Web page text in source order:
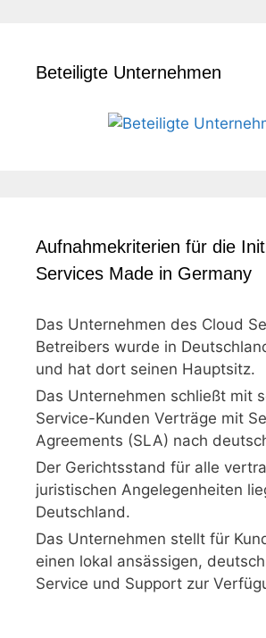
Beteiligte Unternehmen
Aufnahmekriterien für die
Services Made in Germany
Das Unternehmen des Cloud
Betreibers wurde in
und hat dort seinen Hauptsitz.
Das Unternehmen schließt mit
Service-Kunden Verträge mit
Agreements (SLA) nach
Der Gerichtsstand für alle
juristischen Angelegenheiten
Deutschland.
Das Unternehmen stellt für
einen lokal ansässigen,
Service und Support zur